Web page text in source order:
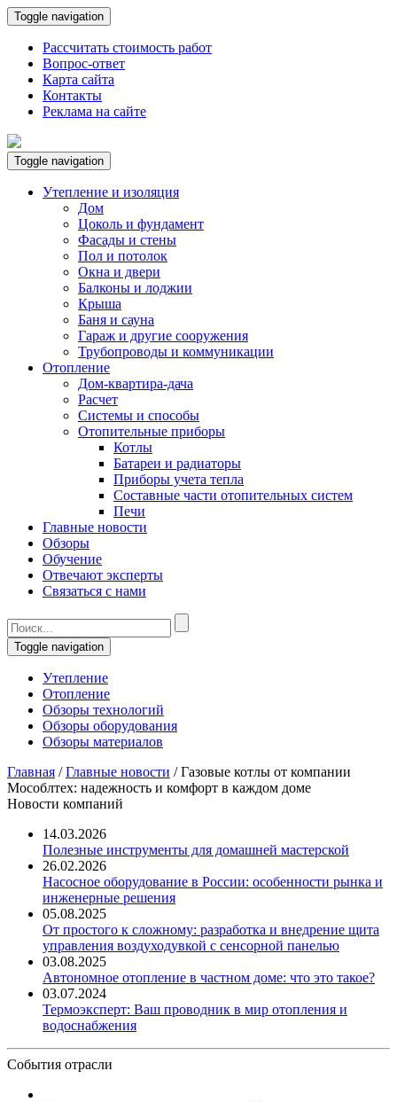
Toggle navigation
Рассчитать стоимость работ
Вопрос-ответ
Карта сайта
Контакты
Реклама на сайте
Toggle navigation
Утепление и изоляция
Дом
Цоколь и фундамент
Фасады и стены
Пол и потолок
Окна и двери
Балконы и лоджии
Крыша
Баня и сауна
Гараж и другие сооружения
Трубопроводы и коммуникации
Отопление
Дом-квартира-дача
Расчет
Системы и способы
Отопительные приборы
Котлы
Батареи и радиаторы
Приборы учета тепла
Составные части отопительных систем
Печи
Главные новости
Обзоры
Обучение
Отвечают эксперты
Связаться с нами
Toggle navigation
Утепление
Отопление
Обзоры технологий
Обзоры оборудования
Обзоры материалов
Главная /Главные новости /Газовые котлы от компании
Мособлтех: надежность и комфорт в каждом доме
Новости компаний
14.03.2026
Полезные инструменты для домашней мастерской
26.02.2026
Насосное оборудование в России: особенности рынка и
инженерные решения
05.08.2025
От простого к сложному: разработка и внедрение щита
управления воздуходувкой с сенсорной панелью
03.08.2025
Автономное отопление в частном доме: что это такое?
03.07.2024
Термоэксперт: Ваш проводник в мир отопления и
водоснабжения
События отрасли